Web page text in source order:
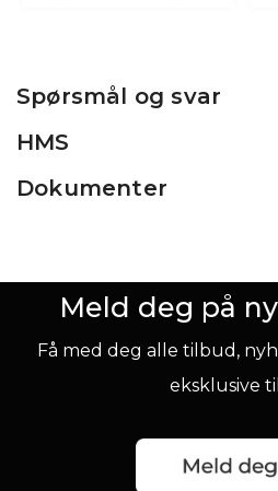
Spørsmål og svar
HMS
Dokumenter
Meld deg på
Få med deg alle tilbud,
eksklusive